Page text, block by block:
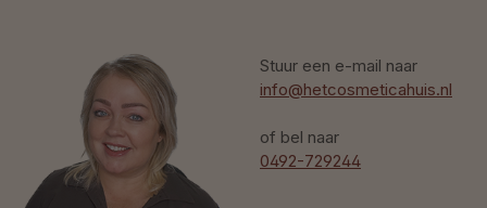
Stuur een e-mail naar
info@hetcosmeticahuis.nl
of bel naar
0492-729244